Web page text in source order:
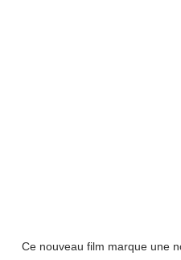
Ce nouveau film marque une